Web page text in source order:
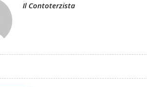
Il Contoterzista